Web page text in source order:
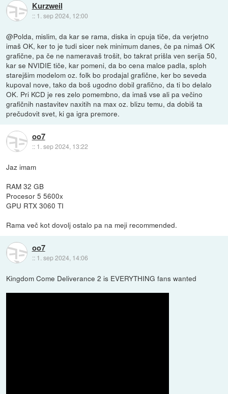
Kurzweil
:: 1. sep 2024, 12:00
@Polda, mislim, da kar se rama, diska in cpuja tiče, da verjetno
imaš OK, ker to je tudi sicer nek minimum danes, če pa nimaš OK
grafične, pa če ne nameravaš trošit, bo takrat prišla ven serija 50,
kar se NVIDIE tiče, kar pomeni, da bo cena malce padla, sploh
starejšim modelom oz. folk bo prodajal grafične, ker bo seveda
kupoval nove, tako da boš ugodno dobil grafično, da ti bo delalo
OK. Pri KCD je res zelo pomembno, da imaš vse ali pa večino
grafičnih nastavitev naxitih na max oz. blizu temu, da dobiš ta
prečudovit svet, ki ga igra premore.
oo7
:: 1. sep 2024, 13:22
Jaz imam
RAM 32 GB
Procesor 5 5600x
GPU RTX 3060 TI
Rama več kot dovolj ostalo pa na meji recommended.
oo7
:: 1. sep 2024, 14:06
Kingdom Come Deliverance 2 is EVERYTHING fans wanted